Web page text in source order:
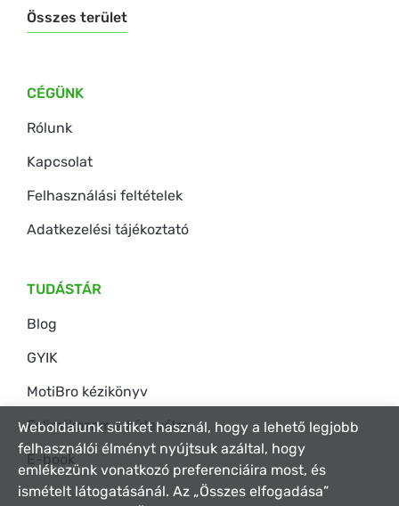
Összes terület
CÉGÜNK
Rólunk
Kapcsolat
Felhasználási feltételek
Adatkezelési tájékoztató
TUDÁSTÁR
Blog
GYIK
MotiBro kézikönyv
Feliratkozom a hírlevélre
E-book
Weboldalunk sütiket használ, hogy a lehető legjobb
felhasználói élményt nyújtsuk azáltal, hogy
emlékezünk vonatkozó preferenciáira most, és
ismételt látogatásánál. Az „Összes elfogadása”